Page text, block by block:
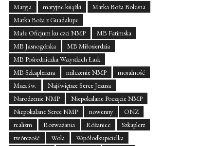
Maryja
maryjne książki
Matka Boża Bolesna
Matka Boża z Guadalupe
Małe Oficjum ku czci NMP
MB Fatimska
MB Jasnogórska
MB Miłosierdzia
MB Pośredniczka Wszystkich Łask
MB Szkaplerzna
milczenie NMP
moralność
Msza św.
Najświętsze Serce Jezusa
Narodzenie NMP
Niepokalane Poczęcie NMP
Niepokalane Serce NMP
nowenny
ONZ
realizm
Rozważania Różaniec
Szkaplerz
twórczość
Wola
Współodkupicielka